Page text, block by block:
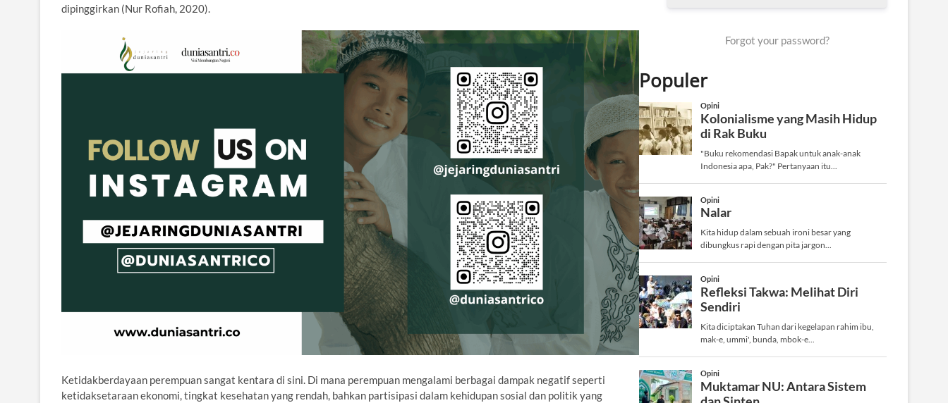
dipinggirkan (Nur Rofiah, 2020).
Ketidakberdayaan perempuan sangat kentara di sini. Di mana perempuan mengalami berbagai dampak negatif seperti
ketidaksetaraan ekonomi, tingkat kesehatan yang rendah, bahkan partisipasi dalam kehidupan sosial dan politik yang
Forgot your password?
Populer